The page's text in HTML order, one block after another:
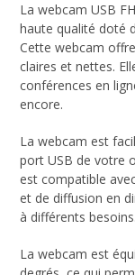
La webcam USB
haute qualité doté
Cette webcam
claires et nettes.
conférences en
encore.
La webcam est
port USB de votre
est compatible
et de diffusion en
à différents besoins.
La webcam est